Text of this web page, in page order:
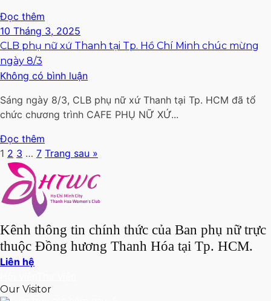
Đọc thêm
10 Tháng 3, 2025
CLB phụ nữ xứ Thanh tại Tp. Hồ Chí Minh chúc mừng
ngày 8/3
Không có bình luận
Sáng ngày 8/3, CLB phụ nữ xứ Thanh tại Tp. HCM đã tổ
chức chương trình CAFE PHỤ NỮ XỨ...
Đọc thêm
1 2 3 … 7 Trang sau »
Kênh thông tin chính thức của Ban phụ nữ trực
thuộc Đồng hương Thanh Hóa tại Tp. HCM.
Liên hệ
Our Visitor